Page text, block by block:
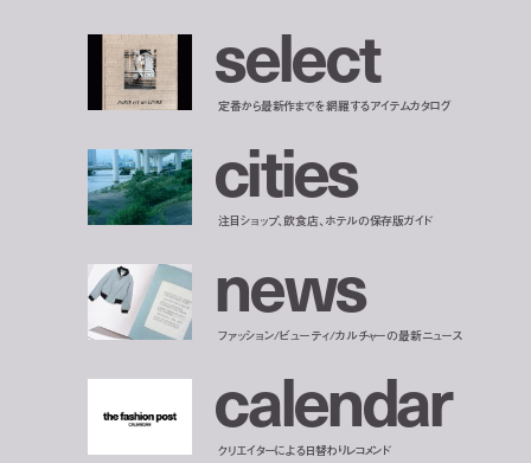
select
定番から最新作までを網羅するアイテムカタログ
cities
注目ショップ、飲食店、ホテルの保存版ガイド
news
ファッション/ビューティ/カルチャーの最新ニュース
calendar
クリエイターによる日替わりレコメンド